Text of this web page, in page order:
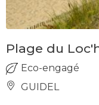
Plage du
Eco-engagé
GUIDEL